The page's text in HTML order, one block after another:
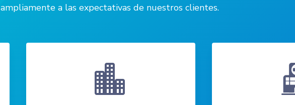
ampliamente a las expectativas de nuestros clientes.
